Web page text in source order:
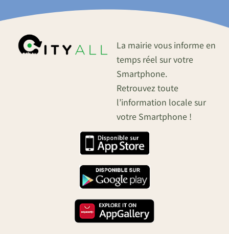
La mairie vous informe en
temps réel sur votre
Smartphone.
Retrouvez toute
l’information locale sur
votre Smartphone !